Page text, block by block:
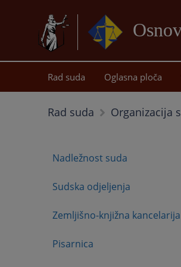
Rad suda Oglasna ploča
Rad suda Organizacija
Nadležnost suda
Sudska odjeljenja
Zemljišno-knjižna kancelarija
Pisarnica